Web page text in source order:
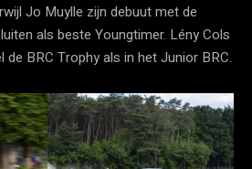
Jo Muylle zijn debuut met de
als beste Youngtimer. Lény Cols
BRC Trophy als in het Junior BRC.